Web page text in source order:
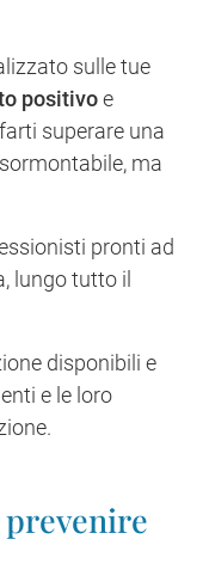
sulle tue
positivoe
superare una
ma
pronti ad
lungo tutto il
disponibili e
e le loro